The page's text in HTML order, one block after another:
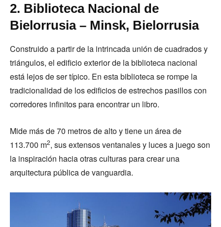
2. Biblioteca Nacional de
Bielorrusia – Minsk, Bielorrusia
Construido a partir de la intrincada unión de cuadrados y
triángulos, el edificio exterior de la biblioteca nacional
está lejos de ser típico. En esta biblioteca se rompe la
tradicionalidad de los edificios de estrechos pasillos con
corredores infinitos para encontrar un libro.
Mide más de 70 metros de alto y tiene un área de
113.700 m2, sus extensos ventanales y luces a juego son
la inspiración hacia otras culturas para crear una
arquitectura pública de vanguardia.